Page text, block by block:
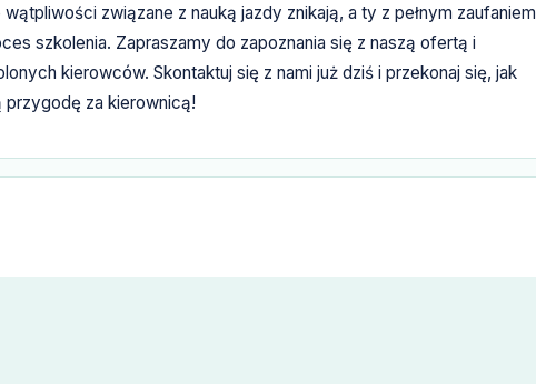
związane z nauką jazdy znikają, a ty z pełnym zaufaniem
szkolenia. Zapraszamy do zapoznania się z naszą ofertą i
kierowców. Skontaktuj się z nami już dziś i przekonaj się, jak
za kierownicą!